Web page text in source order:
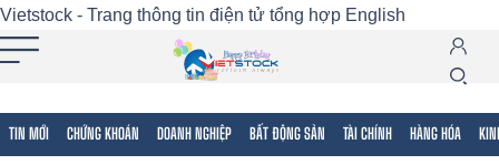
Vietstock - Trang thông tin điện tử tổng hợp English
TIN MỚI CHỨNG KHOÁN DOANH NGHIỆP BẤT ĐỘNG SẢN TÀI CHÍNH HÀNG HÓA
Tất cả Tính năng Ngành Mã chứng khoán